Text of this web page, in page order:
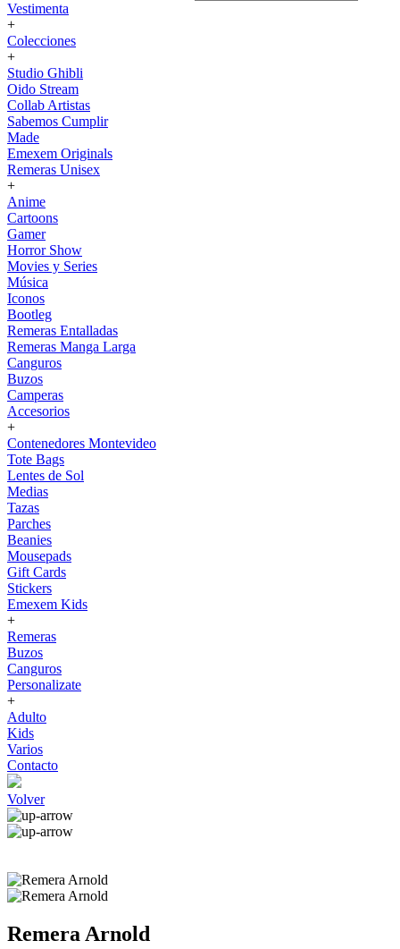
Vestimenta
+
Colecciones
+
Studio Ghibli
Oido Stream
Collab Artistas
Sabemos Cumplir
Made
Emexem Originals
Remeras Unisex
+
Anime
Cartoons
Gamer
Horror Show
Movies y Series
Música
Iconos
Bootleg
Remeras Entalladas
Remeras Manga Larga
Canguros
Buzos
Camperas
Accesorios
+
Contenedores Montevideo
Tote Bags
Lentes de Sol
Medias
Tazas
Parches
Beanies
Mousepads
Gift Cards
Stickers
Emexem Kids
+
Remeras
Buzos
Canguros
Personalizate
+
Adulto
Kids
Varios
Contacto
Volver
Remera Arnold